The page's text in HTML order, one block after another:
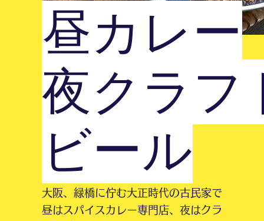
大阪、緑橋に佇む大正時代の古民家で​
昼はスパイスカレー専門店、夜はクラ
昼カレー
夜クラフ
ビール